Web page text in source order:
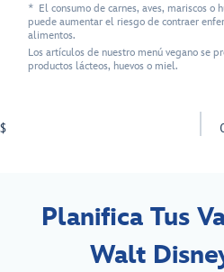
* El consumo de carnes, aves, mariscos o
puede aumentar el riesgo de contraer
alimentos.
Los artículos de nuestro menú vegano se
productos lácteos, huevos o miel.
$
Planifica Tus
Walt